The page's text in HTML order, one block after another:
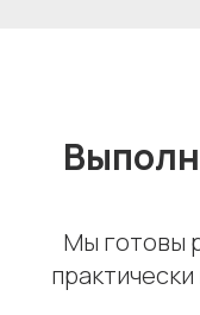
Мы готовы